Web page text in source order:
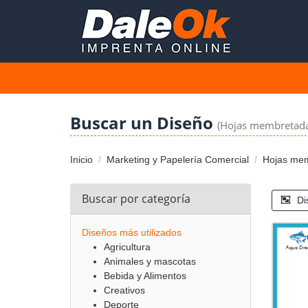
Buscar un Diseño (Hojas
Inicio Marketing y Papelería Comercial Hojas
Buscar por categoría
Diseños más utilizados
Agricultura
Animales y mascotas
Bebida y Alimentos
Creativos
Deporte